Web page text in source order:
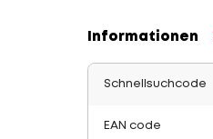
Informationen
Schnellsuchcode
EAN code